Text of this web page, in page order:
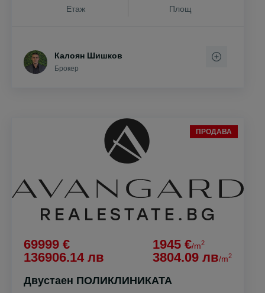
Етаж
Площ
Калоян Шишков
Брокер
ПРОДАВА
69999 €
136906.14 лв
1945 €/m2
3804.09 лв/m2
Двустаен ПОЛИКЛИНИКАТА